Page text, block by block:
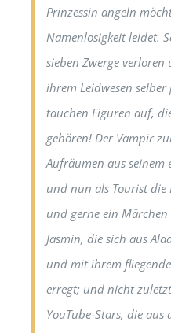
Prinzessin angeln
Namenlosigkeit leidet.
sieben Zwerge
ihrem Leidwesen
tauchen Figuren auf,
gehören! Der Vampir
Aufräumen aus seinem
und nun als Tourist
und gerne ein
Jasmin, die sich aus
und mit ihrem
erregt; und nicht
YouTube-Stars, die aus